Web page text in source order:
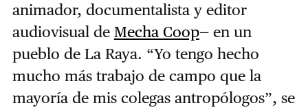
animador, documentalista y editor
audiovisual de Mecha Coop— en un
pueblo de La Raya. “Yo tengo hecho
mucho más trabajo de campo que la
mayoría de mis colegas antropólogos”, se